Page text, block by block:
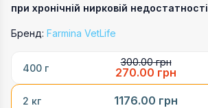
при хронічній нирковій недостатності
Бренд: Farmina VetLife
400 г
300.00грн
270.00 грн
2 кг 1176.00 грн